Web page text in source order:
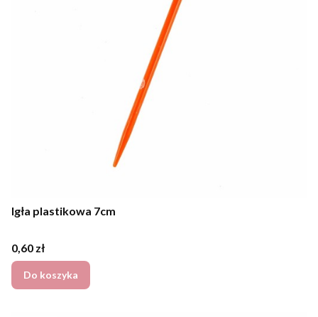
Igła plastikowa 7cm
Cena
0,60 zł
Do koszyka